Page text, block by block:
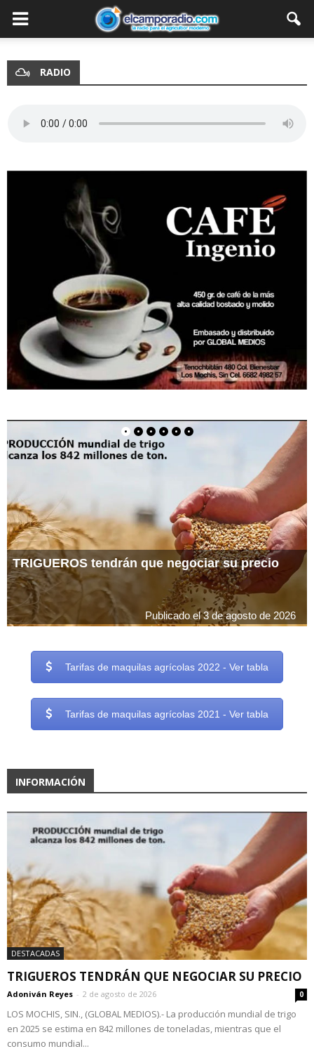
RADIO
TRIGUEROS tendrán que negociar su precio
Publicado el 3 de agosto de 2026
Tarifas de maquilas agrícolas 2022 - Ver tabla
Tarifas de maquilas agrícolas 2021 - Ver tabla
INFORMACIÓN
DESTACADAS
TRIGUEROS TENDRÁN QUE NEGOCIAR SU PRECIO
Adoniván Reyes - 2 de agosto de 2026 0
LOS MOCHIS, SIN., (GLOBAL MEDIOS).- La producción mundial de trigo
en 2025 se estima en 842 millones de toneladas, mientras que el
consumo mundial...